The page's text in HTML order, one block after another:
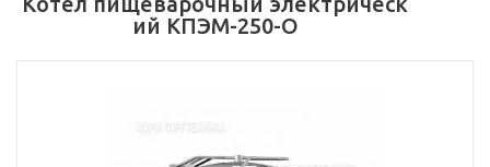
ий КПЭМ-250-О